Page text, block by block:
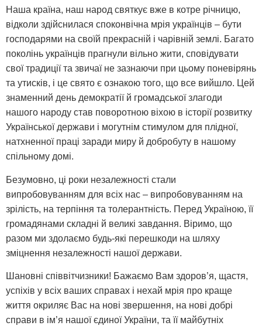
Наша країна, наш народ святкує вже в котре річницю,
відколи здійснилася споконвічна мрія українців – бути
господарями на своїй прекрасній і чарівній землі. Багато
поколінь українців прагнули вільно жити, сповідувати
свої традиції та звичаї не зазнаючи при цьому поневірянь
та утисків, і це свято є ознакою того, що все вийшло. Цей
знаменний день демократії й громадської злагоди
нашого народу став поворотною віхою в історії розвитку
Української держави і могутнім стимулом для плідної,
натхненної праці заради миру й добробуту в нашому
спільному домі.
Безумовно, ці роки незалежності стали
випробовуванням для всіх нас – випробовуванням на
зрілість, на терпіння та толерантність. Перед Україною, її
громадянами складні й великі завдання. Віримо, що
разом ми здолаємо будь-які перешкоди на шляху
зміцнення незалежності нашої держави.
Шановні співвітчизники! Бажаємо Вам здоров’я, щастя,
успіхів у всіх ваших справах і нехай мрія про краще
життя окриляє Вас на нові звершення, на нові добрі
справи в ім’я нашої єдиної України, та її майбутніх